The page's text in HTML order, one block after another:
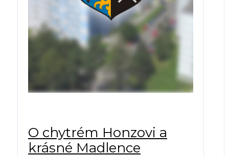
O chytrém Honzovi a
krásné Madlence